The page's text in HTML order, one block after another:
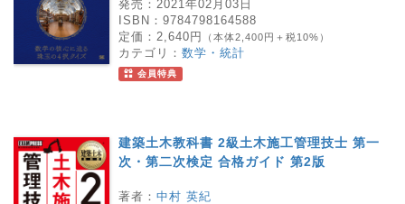
発売： 2021年02月03日
ISBN： 9784798164588
定価： 2,640円 （本体2,400円＋税10%）
カテゴリ： 数学・統計
会員特典
建築土木教科書 2級土木施工管理技士 第一
次・第二次検定 合格ガイド 第2版
著者： 中村 英紀